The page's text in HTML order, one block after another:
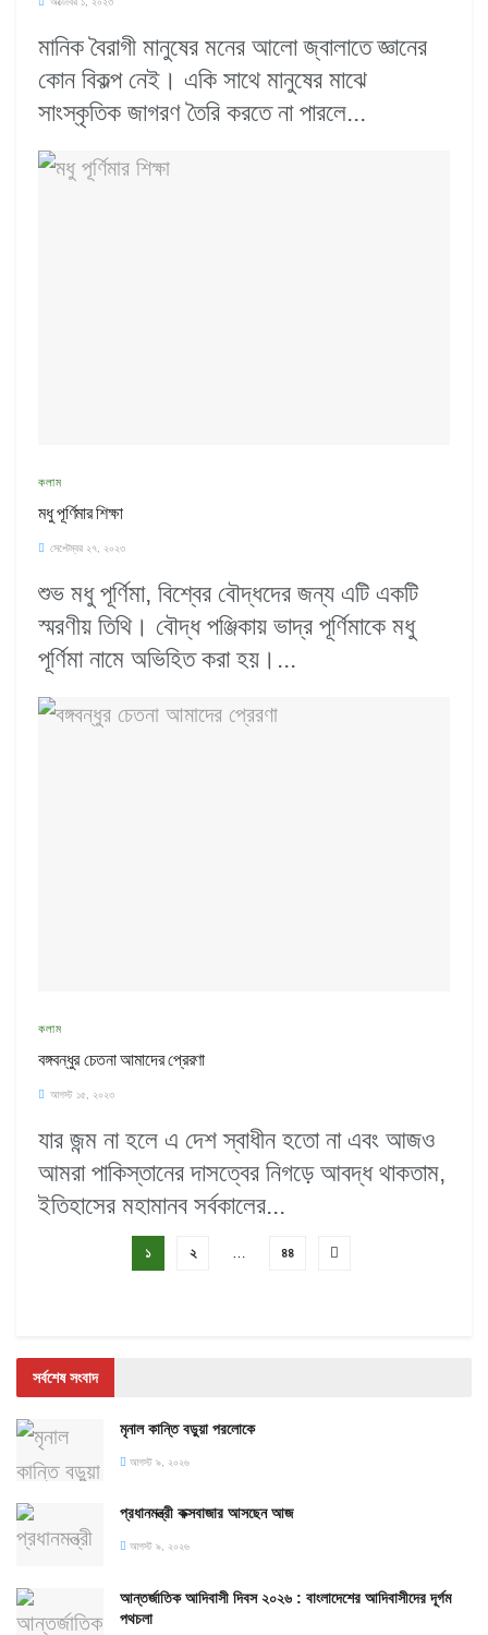
মানিক বৈরাগী মানুষের মনের আলো জ্বালাতে জ্ঞানের
কোন বিকল্প নেই। একি সাথে মানুষের মাঝে
সাংস্কৃতিক জাগরণ তৈরি করতে না পারলে...
কলাম
মধু পূর্ণিমার শিক্ষা
সেপ্টেম্বর ২৭, ২০২৩
শুভ মধু পূর্ণিমা, বিশ্বের বৌদ্ধদের জন্য এটি একটি
স্মরণীয় তিথি। বৌদ্ধ পঞ্জিকায় ভাদ্র পূর্ণিমাকে মধু
পূর্ণিমা নামে অভিহিত করা হয়।...
কলাম
বঙ্গবন্ধুর চেতনা আমাদের প্রেরণা
আগস্ট ১৫, ২০২৩
যার জন্ম না হলে এ দেশ স্বাধীন হতো না এবং আজও
আমরা পাকিস্তানের দাসত্বের নিগড়ে আবদ্ধ থাকতাম,
ইতিহাসের মহামানব সর্বকালের...
১ ২ … ৪৪
সর্বশেষ সংবাদ
মৃনাল কান্তি বড়ুয়া পরলোকে
আগস্ট ৯, ২০২৬
প্রধানমন্ত্রী কক্সবাজার আসছেন আজ
আগস্ট ৯, ২০২৬
আন্তর্জাতিক আদিবাসী দিবস ২০২৬ : বাংলাদেশের আদিবাসীদের দূর্গম
পথচলা